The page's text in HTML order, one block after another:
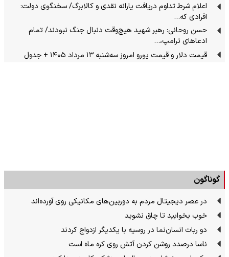
اعلام شرط تداوم دریافت یارانه نقدی و کالابرگ/ سخنگوی دولت:
افرادی که…
حسن روحانی: رهبر شهید هیچ‌وقت دنبال جنگ نبودند/ تمام
ادعاهای ترامپ،…
قیمت دلار و قیمت یورو امروز سه‌شنبه ۱۳ مرداد ۱۴۰۵ + جدول
گوناگون
در عصر دیجیتال مردم به دوربین‌های مکانیکی روی آورده‌اند
خوب بخوابید تا چاق نشوید
دو ربات انسان‌نما در روسیه با یکدیگر ازدواج کردند
ناسا درصدد روشن کردن آتش روی کره ماه است